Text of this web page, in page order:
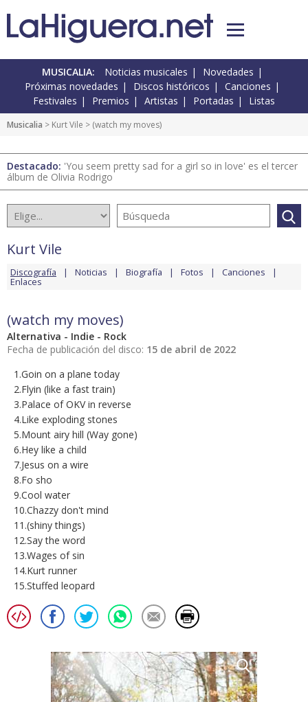
MUSICALIA: Noticias musicales
Novedades
Próximas novedades
Discos históricos
Canciones
Festivales
Premios Artistas Portadas Listas
Musicalia > Kurt Vile > (watch my moves)
Destacado: 'You seem pretty sad for a girl so in love' es el tercer
álbum de Olivia Rodrigo
Kurt Vile
Discografía Noticias Biografía Fotos Canciones
Enlaces
(watch my moves)
Alternativa - Indie - Rock
Fecha de publicación del disco: 15 de abril de 2022
1.Goin on a plane today
2.Flyin (like a fast train)
3.Palace of OKV in reverse
4.Like exploding stones
5.Mount airy hill (Way gone)
6.Hey like a child
7.Jesus on a wire
8.Fo sho
9.Cool water
10.Chazzy don't mind
11.(shiny things)
12.Say the word
13.Wages of sin
14.Kurt runner
15.Stuffed leopard